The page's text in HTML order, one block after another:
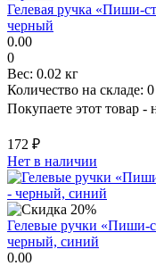
Гелевая ручка «Пиши-
черный
0.00
0
Вес: 0.02 кг
Количество на складе: 0
Покупаете этот товар -
172 ₽
Нет в наличии
Гелевые ручки «Пиши-
черный, синий
0.00